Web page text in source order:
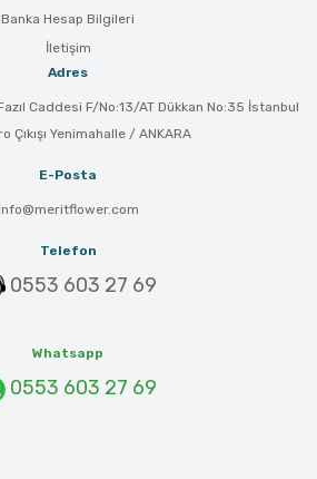
Banka Hesap Bilgileri
İletişim
Adres
Caddesi F/No:13/AT Dükkan No:35 İstanbul
Çıkışı Yenimahalle / ANKARA
E-Posta
info@meritflower.com
Telefon
0553 603 27 69
Whatsapp
0553 603 27 69